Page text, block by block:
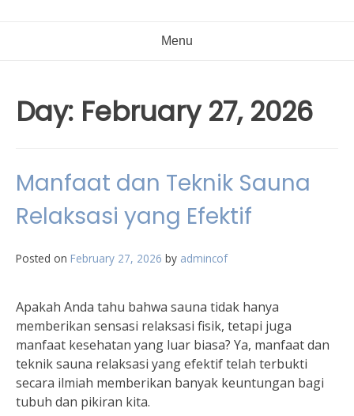
Menu
Day: February 27, 2026
Manfaat dan Teknik Sauna
Relaksasi yang Efektif
Posted on February 27, 2026 by admincof
Apakah Anda tahu bahwa sauna tidak hanya
memberikan sensasi relaksasi fisik, tetapi juga
manfaat kesehatan yang luar biasa? Ya, manfaat dan
teknik sauna relaksasi yang efektif telah terbukti
secara ilmiah memberikan banyak keuntungan bagi
tubuh dan pikiran kita.